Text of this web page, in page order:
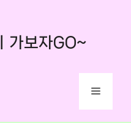
가보자GO~
Menu